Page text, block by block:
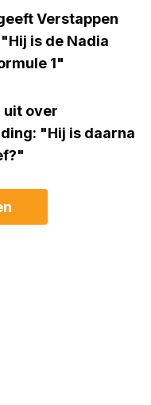
Verstappen
is de Nadia
1"
uit over
"Hij is daarna